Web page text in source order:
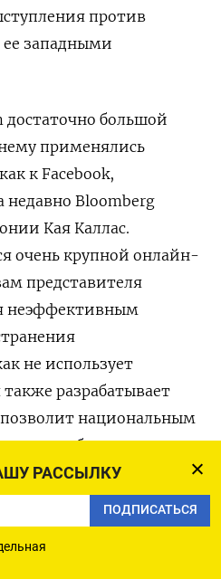
РАССЫЛКУ
ПОДПИСАТЬСЯ
против
западными
большой
применялись
к Facebook,
недавно Bloomberg
Кая Каллас.
очень крупной онлайн-
представителя
неэффективным
не использует
разрабатывает
национальным
добавлять
проверенную
у властей